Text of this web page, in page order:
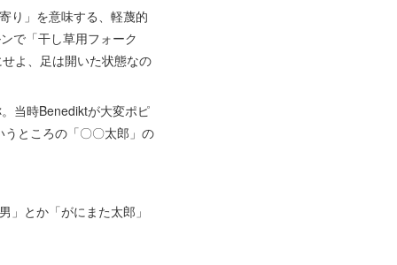
り」を意味する、軽蔑的
で「干し草用フォーク
よ、足は開いた状態なの
当時Benediktが大変ポピ
ところの「〇〇太郎」の
とか「がにまた太郎」